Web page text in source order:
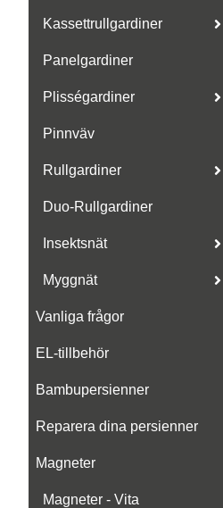
Kassettrullgardiner
Panelgardiner
Plisségardiner
Pinnväv
Rullgardiner
Duo-Rullgardiner
Insektsnät
Myggnät
Vanliga frågor
EL-tillbehör
Bambupersienner
Reparera dina persienner
Magneter
Magneter - Vita